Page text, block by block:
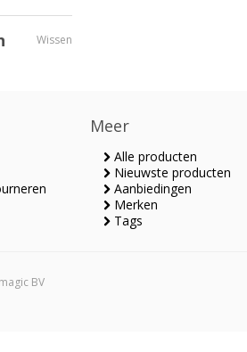
Wissen
Meer
Alle producten
Nieuwste producten
Aanbiedingen
Merken
Tags
BV